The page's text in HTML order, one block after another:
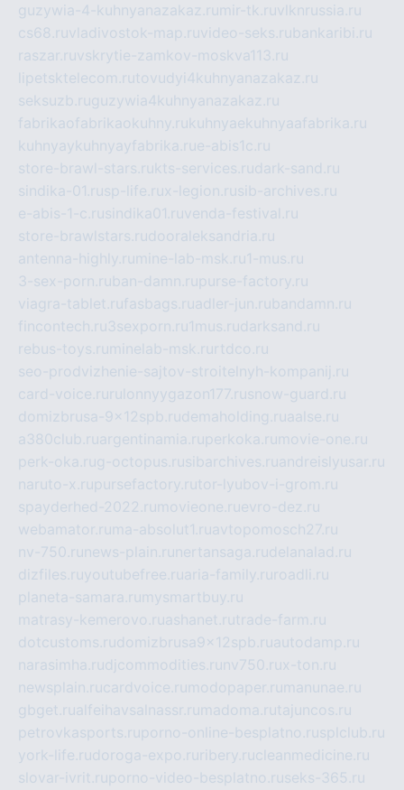
guzywia-4-kuhnyanazakaz.ru mir-tk.ruvlknrussia.ru
cs68.ruvladivostok-map.ruvideo-seks.rubankaribi.ru
raszar.ruvskrytie-zamkov-moskva113.ru
lipetsktelecom.rutovudyi4kuhnyanazakaz.ru
seksuzb.ruguzywia4kuhnyanazakaz.ru
fabrikaofabrikaokuhny.rukuhnyaekuhnyaafabrika.ru
kuhnyaykuhnyayfabrika.rue-abis1c.ru
store-brawl-stars.rukts-services.rudark-sand.ru
sindika-01.rusp-life.rux-legion.rusib-archives.ru
e-abis-1-c.rusindika01.ruvenda-festival.ru
store-brawlstars.rudooraleksandria.ru
antenna-highly.ru mine-lab-msk.ru1-mus.ru
3-sex-porn.ruban-damn.rupurse-factory.ru
viagra-tablet.rufasbags.ruadler-jun.rubandamn.ru
fincontech.ru3sexporn.ru1mus.rudarksand.ru
rebus-toys.ru minelab-msk.ru rtdco.ru
seo-prodvizhenie-sajtov-stroitelnyh-kompanij.ru
card-voice.ru rulonnyygazon177.rusnow-guard.ru
domizbrusa-9x12spb.rudemaholding.ruaalse.ru
a380club.ruargentinamia.ruperkoka.ru movie-one.ru
perk-oka.rug-octopus.rusibarchives.ruandreislyusar.ru
naruto-x.rupursefactory.rutor-lyubov-i-grom.ru
spayderhed-2022.ru movieone.ruevro-dez.ru
webamator.ru ma-absolut1.ruavtopomosch27.ru
nv-750.ru news-plain.ru nertansaga.rudelanalad.ru
dizfiles.ruyoutubefree.ruaria-family.ru roadli.ru
planeta-samara.ru mysmartbuy.ru
matrasy-kemerovo.ruashanet.rutrade-farm.ru
dotcustoms.rudomizbrusa9x12spb.ruautodamp.ru
narasimha.rudjcommodities.ru nv750.rux-ton.ru
newsplain.rucardvoice.ru modopaper.ru manunae.ru
gbget.rualfeihavsalnassr.ru madoma.rutajuncos.ru
petrovkasports.ruporno-online-besplatno.rusplclub.ru
york-life.rudoroga-expo.ru ribery.rucleanmedicine.ru
slovar-ivrit.ruporno-video-besplatno.ruseks-365.ru